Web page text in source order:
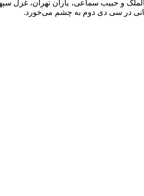
و حبیب سماعی، یاران تهران، ‌غزل
در سی دی دوم به چشم می‌خورد.